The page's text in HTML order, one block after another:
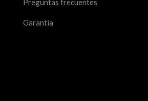
Preguntas frecuentes
Garantia